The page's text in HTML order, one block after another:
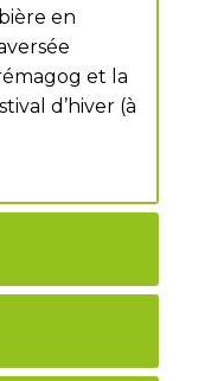
en
et la
d’hiver (à